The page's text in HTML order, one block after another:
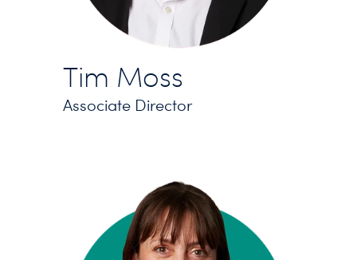
Tim Moss
Associate Director